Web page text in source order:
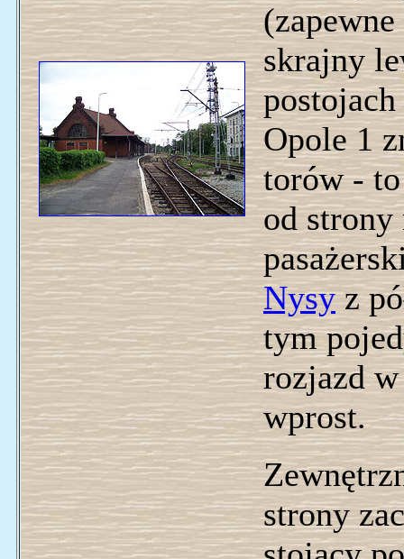
skrajny
Opole 1
torów -
od strony
Nysyz
tym
rozjazd
wprost.
strony